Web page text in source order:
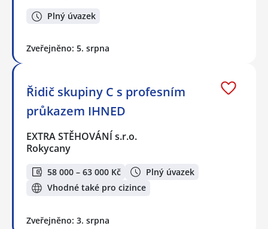
Plný úvazek
Zveřejněno: 5. srpna
Řidič skupiny C s profesním
průkazem IHNED
EXTRA STĚHOVÁNÍ s.r.o.
Rokycany
58 000 – 63 000 Kč
Plný úvazek
Vhodné také pro cizince
Zveřejněno: 3. srpna